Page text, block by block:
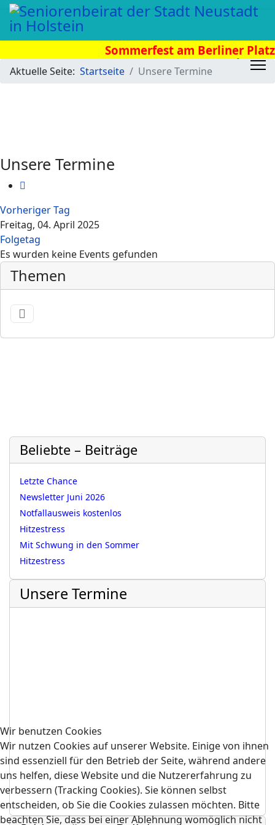
Sommerfest am Berliner Platz
Uhr
Aktuelle Seite: Startseite Unsere Termine
Unsere Termine
Vorheriger Tag
Freitag, 04. April 2025
Folgetag
Es wurden keine Events gefunden
Themen
Beliebte – Beiträge
Letzte Chance
Newsletter Juni 2026
Notfallausweis kostenlos
Hitzestress
Mit Schwung in den Sommer
Hitzestress
Unsere Termine
Wir benutzen Cookies
Wir nutzen Cookies auf unserer Website. Einige von ihnen
sind essenziell für den Betrieb der Seite, während andere
uns helfen, diese Website und die Nutzererfahrung zu
verbessern (Tracking Cookies). Sie können selbst
entscheiden, ob Sie die Cookies zulassen möchten. Bitte
beachten Sie, dass bei einer Ablehnung womöglich nicht